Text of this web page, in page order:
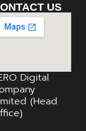
US
Digital
(Head